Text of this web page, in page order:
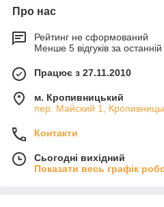
Про нас
Рейтинг не сформований
Менше 5 відгуків за останній
Працює з 27.11.2010
м. Кропивницький
пер. Майский 1,
Контакти
Сьогодні вихідний
Показати весь графік